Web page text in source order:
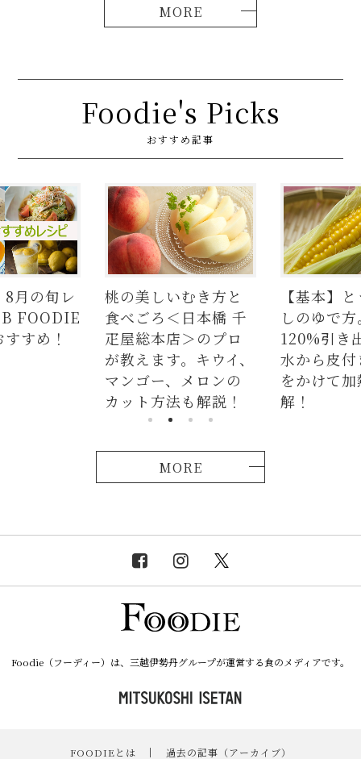
Foodie's Picks
おすすめ記事
むき方と
日本橋 千
のプロ
【基本】とうもろこ
しのゆで方。甘さを
120%引き出すには、
水から皮付き＆時間
をかけて加熱が正
解！
【簡単】
の人気レ
ラダはタ
麺、よだ
つかない
説！
MORE
Foodie（フーディー）は、三越伊勢丹グループが運営する食のメディアです。
FOODIEとは ｜ 過去の記事（アーカイブ）